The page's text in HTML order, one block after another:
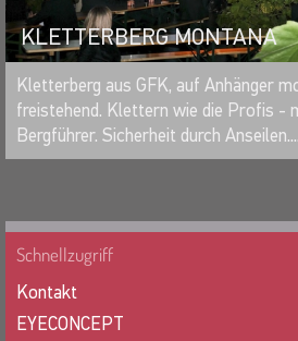
KLETTERBERG MONTANA
MERKEN
Kletterberg aus GFK, auf Anhänger
freistehend. Klettern wie die Profis -
Bergführer. Sicherheit durch Anseilen....
Schnellzugriff
Kontakt
EYECONCEPT